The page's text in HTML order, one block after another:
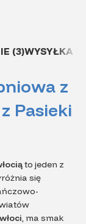
(3)WYSYŁKA I
z
Pasieki
to jeden z
się
, ma smak